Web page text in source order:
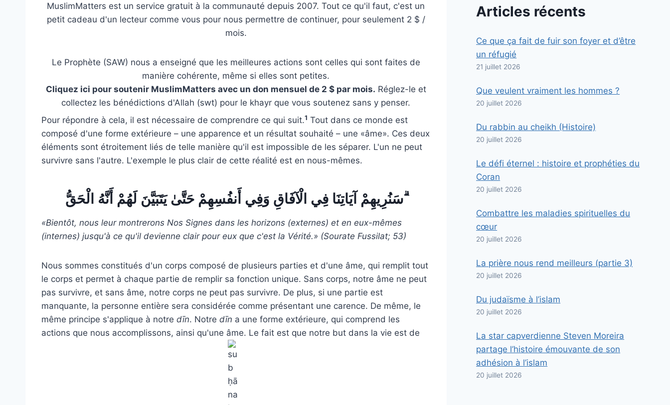
MuslimMatters est un service gratuit à la communauté depuis 2007. Tout ce qu'il faut, c'est un
petit cadeau d'un lecteur comme vous pour nous permettre de continuer, pour seulement 2 $ /
mois.
Le Prophète (SAW) nous a enseigné que les meilleures actions sont celles qui sont faites de
manière cohérente, même si elles sont petites.
Cliquez ici pour soutenir MuslimMatters avec un don mensuel de 2 $ par mois. Réglez-le et
collectez les bénédictions d'Allah (swt) pour le khayr que vous soutenez sans y penser.
Pour répondre à cela, il est nécessaire de comprendre ce qui suit.1 Tout dans ce monde est
composé d'une forme extérieure – une apparence et un résultat souhaité – une «âme». Ces deux
éléments sont étroitement liés de telle manière qu'il est impossible de les séparer. L'un ne peut
survivre sans l'autre. L'exemple le plus clair de cette réalité est en nous-mêmes.
سَنُرِيهِمْ آيَاتِنَا فِي الْآفَاقِ وَفِي أَنفُسِهِمْ حَتَّىٰ يَتَبَيَّنَ لَهُمْ أَنَّهُ الْحَقُّ ۗ
«Bientôt, nous leur montrerons Nos Signes dans les horizons (externes) et en eux-mêmes
(internes) jusqu'à ce qu'il devienne clair pour eux que c'est la Vérité.» (Sourate Fussilat; 53)
Nous sommes constitués d'un corps composé de plusieurs parties et d'une âme, qui remplit tout
le corps et permet à chaque partie de remplir sa fonction unique. Sans corps, notre âme ne peut
pas survivre, et sans âme, notre corps ne peut pas survivre. De plus, si une partie est
manquante, la personne entière sera considérée comme présentant une carence. De même, le
même principe s'applique à notre dīn. Notre dīn a une forme extérieure, qui comprend les
actions que nous accomplissons, ainsi qu'une âme. Le fait est que notre but dans la vie est de
Articles récents
Ce que ça fait de fuir son foyer et d’être
un réfugié
21 juillet 2026
Que veulent vraiment les hommes ?
20 juillet 2026
Du rabbin au cheikh (Histoire)
20 juillet 2026
Le défi éternel : histoire et prophéties du
Coran
20 juillet 2026
Combattre les maladies spirituelles du
cœur
20 juillet 2026
La prière nous rend meilleurs (partie 3)
20 juillet 2026
Du judaïsme à l’islam
20 juillet 2026
La star capverdienne Steven Moreira
partage l’histoire émouvante de son
adhésion à l’islam
20 juillet 2026